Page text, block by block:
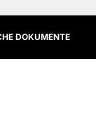
DOKUMENTE